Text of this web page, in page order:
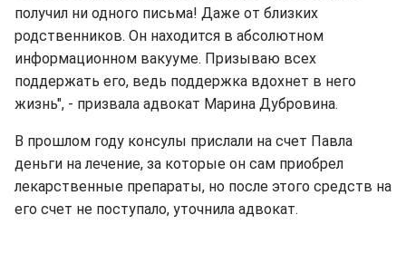
получил ни одного письма! Даже от близких
родственников. Он находится в абсолютном
информационном вакууме. Призываю всех
поддержать его, ведь поддержка вдохнет в него
жизнь", - призвала адвокат Марина Дубровина.
В прошлом году консулы прислали на счет Павла
деньги на лечение, за которые он сам приобрел
лекарственные препараты, но после этого средств на
его счет не поступало, уточнила адвокат.